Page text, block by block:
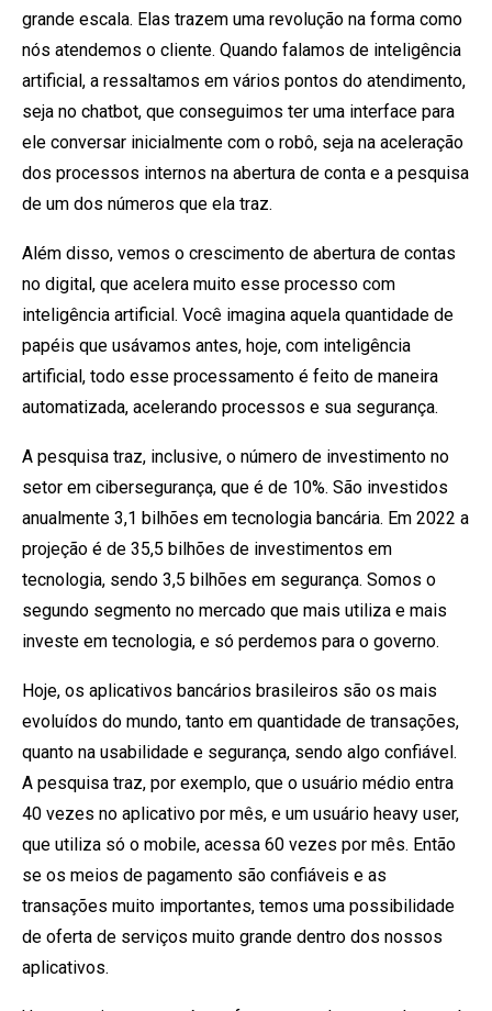
grande escala. Elas trazem uma revolução na forma como
nós atendemos o cliente. Quando falamos de inteligência
artificial, a ressaltamos em vários pontos do atendimento,
seja no chatbot, que conseguimos ter uma interface para
ele conversar inicialmente com o robô, seja na aceleração
dos processos internos na abertura de conta e a pesquisa
de um dos números que ela traz.
Além disso, vemos o crescimento de abertura de contas
no digital, que acelera muito esse processo com
inteligência artificial. Você imagina aquela quantidade de
papéis que usávamos antes, hoje, com inteligência
artificial, todo esse processamento é feito de maneira
automatizada, acelerando processos e sua segurança.
A pesquisa traz, inclusive, o número de investimento no
setor em cibersegurança, que é de 10%. São investidos
anualmente 3,1 bilhões em tecnologia bancária. Em 2022 a
projeção é de 35,5 bilhões de investimentos em
tecnologia, sendo 3,5 bilhões em segurança. Somos o
segundo segmento no mercado que mais utiliza e mais
investe em tecnologia, e só perdemos para o governo.
Hoje, os aplicativos bancários brasileiros são os mais
evoluídos do mundo, tanto em quantidade de transações,
quanto na usabilidade e segurança, sendo algo confiável.
A pesquisa traz, por exemplo, que o usuário médio entra
40 vezes no aplicativo por mês, e um usuário heavy user,
que utiliza só o mobile, acessa 60 vezes por mês. Então
se os meios de pagamento são confiáveis e as
transações muito importantes, temos uma possibilidade
de oferta de serviços muito grande dentro dos nossos
aplicativos.